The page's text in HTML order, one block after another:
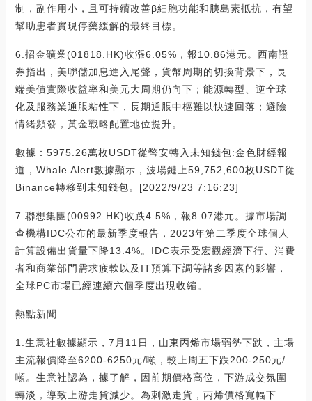
制，副作用小，且可持續改善β細胞功能和胰島素抵抗，有望
幫助患者實現停藥緩解的最終目標。
6.招金礦業(01818.HK)收漲6.05%，報10.86港元。西南證
券指出，美聯儲加息進入尾聲，貨幣周期的切換背景下，長
端美債實際收益率和美元大周期仍向下；能源轉型、逆全球
化及服務業通脹粘性下，長期通脹中樞難以快速回落；避險
情緒頻發，黃金戰略配置地位提升。
數據：5975.26萬枚USDT從幣安轉入未知錢包:金色財經報
道，Whale Alert數據顯示，波場鏈上59,752,600枚USDT從
Binance轉移到未知錢包。[2022/9/23 7:16:23]
7.聯想集團(00992.HK)收跌4.5%，報8.07港元。據市場調
查機構IDC公布的最新季度報告，2023年第二季度全球個人
計算設備出貨量下降13.4%。IDC表示受宏觀經濟下行、消費
者和商業部門需求疲軟以及IT預算下調等諸多因素的影響，
全球PC市場已經連續六個季度出現收縮。
熱點新聞
1.生意社數據顯示，7月11日，山東丙烯市場弱勢下跌，主場
主流報價降至6200-6250元/噸，較上周五下跌200-250元/
噸。生意社認為，據了解，因前期價格高位，下游成交氛圍
轉淡，導致上游走貨減少。為刺激走貨，丙烯價格寬幅下